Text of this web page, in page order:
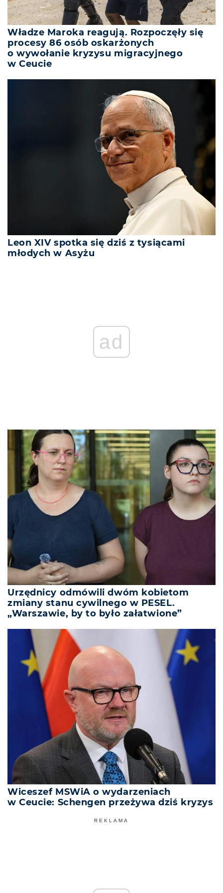
Władze Maroka reagują. Rozpoczęły się
procesy 86 osób oskarżonych
o wywołanie kryzysu migracyjnego
w Ceucie
Leon XIV spotka się dziś z tysiącami
młodych w Asyżu
ad
Urzędnicy odmówili dwóm kobietom
zmiany stanu cywilnego w PESEL.
„Warszawie, by to było załatwione”
Wiceszef MSWiA o wydarzeniach
w Ceucie: Schengen przeżywa dziś kryzys
REKLAMA